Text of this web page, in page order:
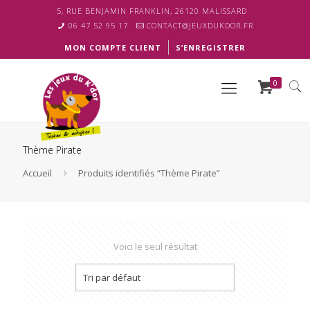
5, RUE BENJAMIN FRANKLIN, 26120 MALISSARD
06 47 52 95 17
CONTACT@JEUXDUKDOR.FR
MON COMPTE CLIENT S’ENREGISTRER
0
Thème Pirate
Accueil Produits identifiés “Thème Pirate”
Voici le seul résultat